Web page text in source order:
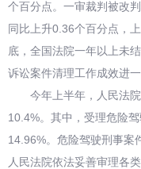
个百分点。一审裁判被改
同比上升0.36个百分点，
底，全国法院一年以上未
诉讼案件清理工作成效进一
今年上半年，人民法院
10.4%。其中，受理危险
14.96%。危险驾驶刑事案
人民法院依法妥善审理各